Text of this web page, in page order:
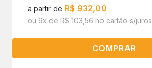
a partir de R$ 932,00
ou 9x de R$ 103,56 no cartão s/juros
COMPRAR